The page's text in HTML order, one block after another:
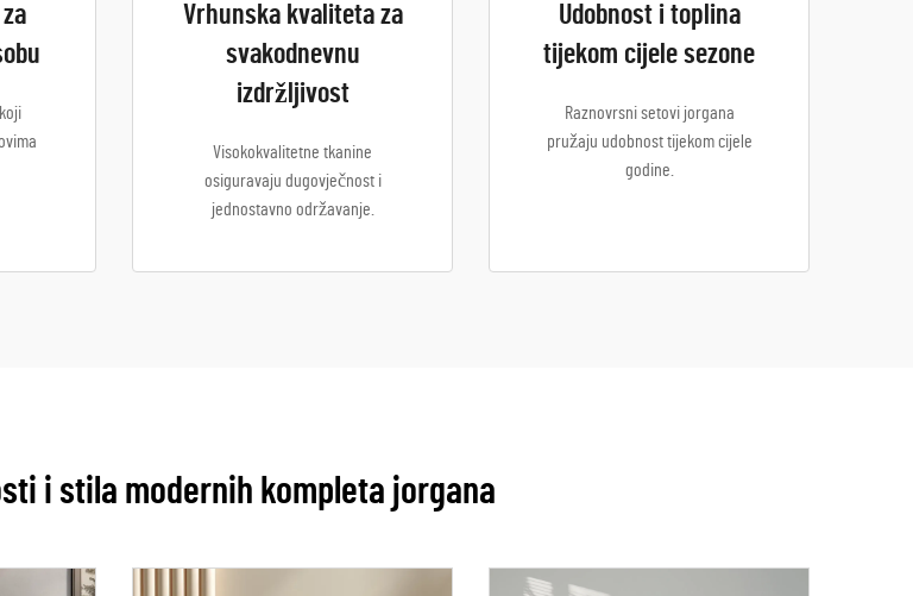
Vrhunska kvaliteta za
svakodnevnu
izdržljivost
Visokokvalitetne tkanine
osiguravaju dugovječnost i
jednostavno održavanje.
Udobnost i toplina
tijekom cijele sezone
Raznovrsni setovi jorgana
pružaju udobnost tijekom cijele
godine.
i stila modernih kompleta jorgana